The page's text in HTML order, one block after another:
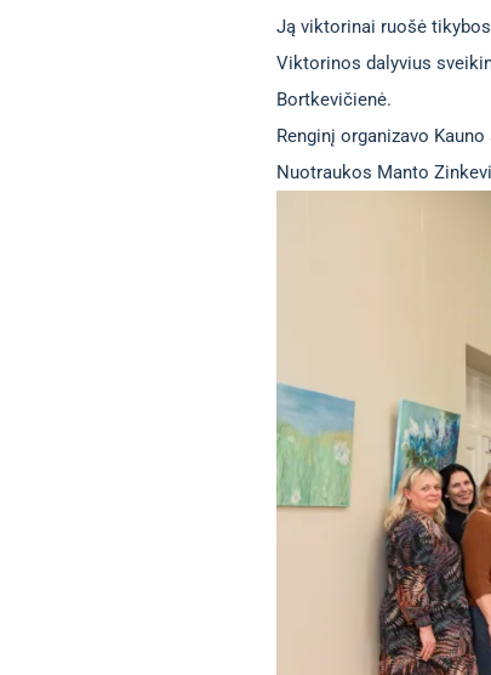
Ją viktorinai ruošė
Viktorinos dalyvius
Bortkevičienė.
Renginį organizavo
Nuotraukos Manto